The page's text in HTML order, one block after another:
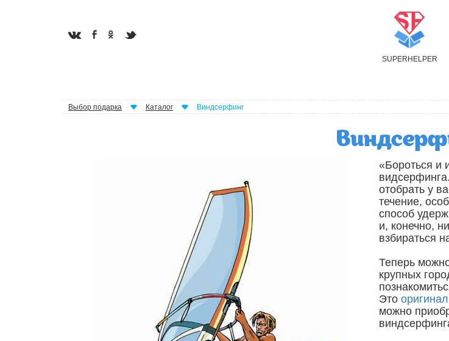
SUPER H ELPER
Выбор подарка Каталог Виндсерфинг
«Бороться и
отобрать у
течение,
способ
и, конечно,
взбираться
Теперь
крупных
Это
можно